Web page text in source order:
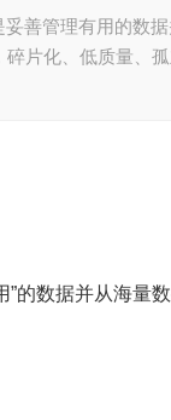
善管理有用的数
片化、低质量、孤
的数据并从海量数